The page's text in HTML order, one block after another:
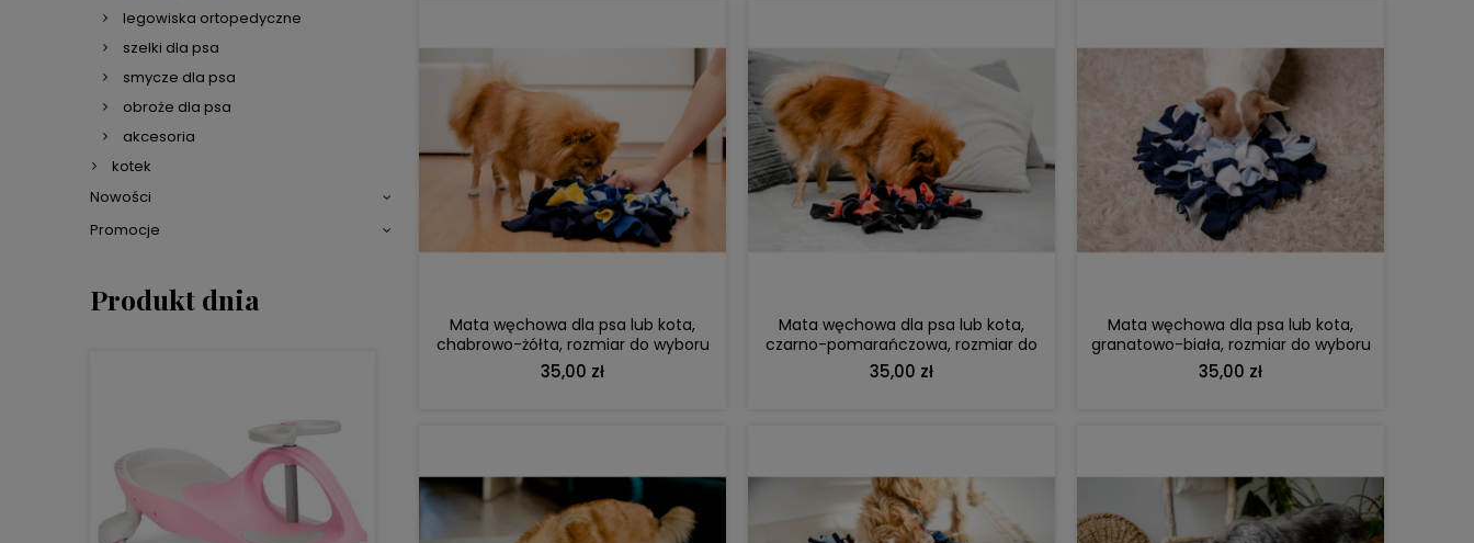
legowiska ortopedyczne
szelki dla psa
smycze dla psa
obroże dla psa
akcesoria
kotek
Nowości
Promocje
Produkt dnia
Mata węchowa dla psa lub kota,
chabrowo-żółta, rozmiar do wyboru
35,00 zł
DO KOSZYKA
Mata węchowa dla psa lub kota,
czarno-pomarańczowa, rozmiar do
wyboru
35,00 zł
DO KOSZYKA
Mata węchowa dla psa lub kota,
granatowo-biała, rozmiar do wyboru
35,00 zł
DO KOSZYKA